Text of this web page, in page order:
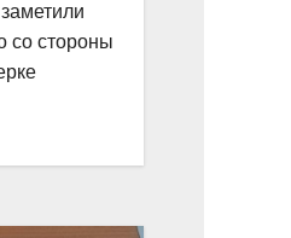
со стороны